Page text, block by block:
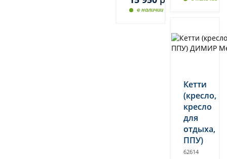
в наличии
Кетти
(кресло,
кресло
для
отдыха,
ППУ)
62614